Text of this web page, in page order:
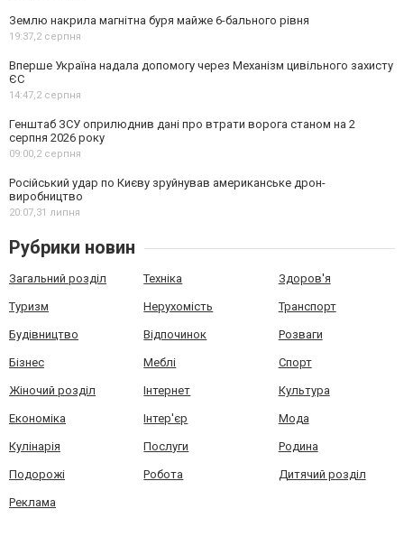
Землю накрила магнітна буря майже 6-бального рівня
19:37,2 серпня
Вперше Україна надала допомогу через Механізм цивільного захисту
ЄС
14:47,2 серпня
Генштаб ЗСУ оприлюднив дані про втрати ворога станом на 2
серпня 2026 року
09:00,2 серпня
Російський удар по Києву зруйнував американське дрон-
виробництво
20:07,31 липня
Рубрики новин
Загальний розділ Техніка Здоров'я
Туризм Нерухомість Транспорт
Будівництво Відпочинок Розваги
Бізнес Меблі Спорт
Жіночий розділ Інтернет Культура
Економіка Інтер'єр Мода
Кулінарія Послуги Родина
Подорожі Робота Дитячий розділ
Реклама